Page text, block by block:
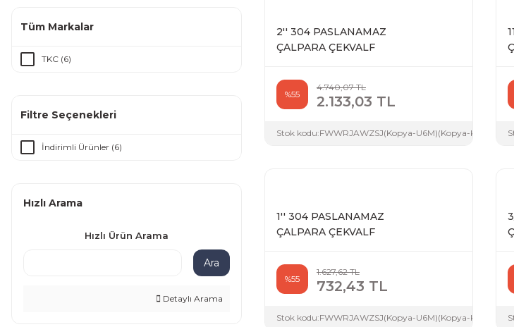
Tüm Markalar
TKC (6)
Filtre Seçenekleri
İndirimli Ürünler (6)
Hızlı Arama
Hızlı Ürün Arama
Ara
Detaylı Arama
2'' 304 PASLANAMAZ
ÇALPARA ÇEKVALF
%55
4.740,07 TL
2.133,03 TL
Stok kodu:FWWRJAWZSJ(Kopya-U6M)(Kopya-
1'' 304 PASLANAMAZ
ÇALPARA ÇEKVALF
%55
1.627,62 TL
732,43 TL
Stok kodu:FWWRJAWZSJ(Kopya-U6M)(Kopya-KG6)